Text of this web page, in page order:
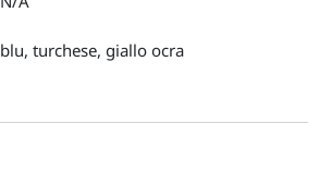
blu, turchese, giallo ocra